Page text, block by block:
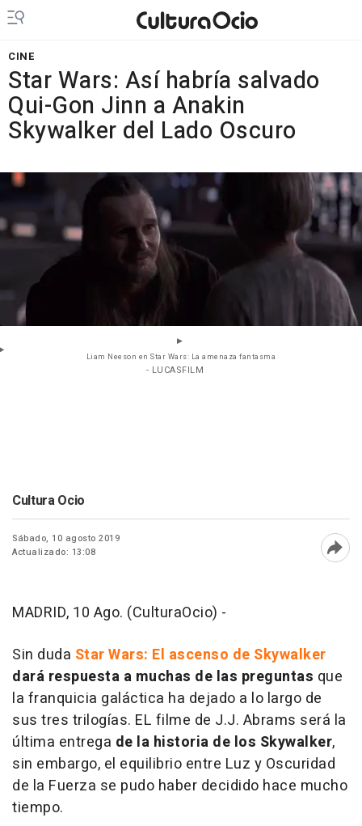
CINE
Star Wars: Así habría salvado
Qui-Gon Jinn a Anakin
Skywalker del Lado Oscuro
Liam Neeson en Star Wars: La amenaza fantasma
- LUCASFILM
Cultura Ocio
Sábado, 10 agosto 2019
Actualizado: 13:08
MADRID, 10 Ago. (CulturaOcio) -
Sin duda Star Wars: El ascenso de Skywalker
dará respuesta a muchas de las preguntas que
la franquicia galáctica ha dejado a lo largo de
sus tres trilogías. EL filme de J.J. Abrams será la
última entrega de la historia de los Skywalker,
sin embargo, el equilibrio entre Luz y Oscuridad
de la Fuerza se pudo haber decidido hace mucho
tiempo.